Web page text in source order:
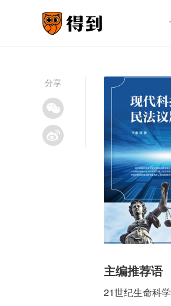
分享
主编推荐语
21世纪生命科